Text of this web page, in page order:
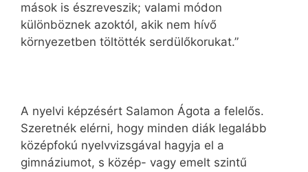
mások is észreveszik; valami módon
különböznek azoktól, akik nem hívő
környezetben töltötték serdülőkorukat.”
A nyelvi képzésért Salamon Ágota a felelős.
Szeretnék elérni, hogy minden diák legalább
középfokú nyelvvizsgával hagyja el a
gimnáziumot, s közép- vagy emelt szintű